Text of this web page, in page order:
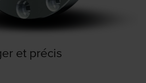
et précis